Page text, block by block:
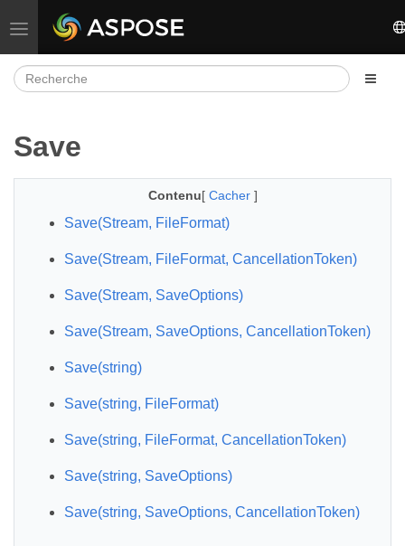
Basculer la navigation
Save
Contenu[ Cacher ]
Save(Stream, FileFormat)
Save(Stream, FileFormat, CancellationToken)
Save(Stream, SaveOptions)
Save(Stream, SaveOptions, CancellationToken)
Save(string)
Save(string, FileFormat)
Save(string, FileFormat, CancellationToken)
Save(string, SaveOptions)
Save(string, SaveOptions, CancellationToken)